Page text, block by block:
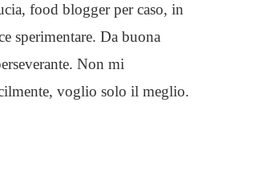
food blogger per caso, in
sperimentare. Da buona
Non mi
voglio solo il meglio.